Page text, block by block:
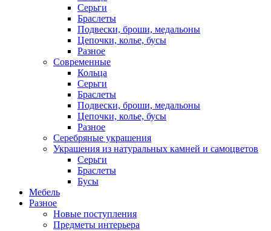
Серьги
Браслеты
Подвески, броши, медальоны
Цепочки, колье, бусы
Разное
Современные
Кольца
Серьги
Браслеты
Подвески, броши, медальоны
Цепочки, колье, бусы
Разное
Серебряные украшения
Украшения из натуральных камней и самоцветов
Серьги
Браслеты
Бусы
Мебель
Разное
Новые поступления
Предметы интерьера